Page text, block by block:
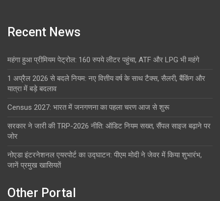
Recent News
महंगा हुआ प्रीमियम पेट्रोल: 160 रुपये लीटर पहुंचा, ATF और LPG भी महंगे
1 अप्रैल 2026 से बदले नियम: नए वित्तीय वर्ष के साथ टैक्स, सैलरी, बैंकिंग और
यात्रा में बड़े बदलाव
Census 2027: भारत में जनगणना का पहला चरण आज से शुरू
सरकार ने जारी की TRP-2026 नीति: ऑडिट नियम सख्त, सैंपल साइज बढ़ाने पर
जोर
नोएडा इंटरनेशनल एयरपोर्ट का उद्घाटन: पीएम मोदी ने जेवर में किया शुभारंभ,
जानें प्रमुख खासियतें
Other Portal